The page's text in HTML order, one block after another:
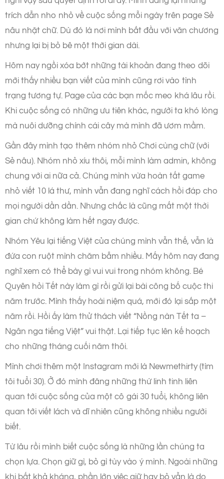
trích dẫn nho nhỏ về cuộc sống mỗi ngày trên page Sẻ
nâu nhặt chữ. Dù đó là nơi mình bắt đầu với văn chương
nhưng lại bị bỏ bê một thời gian dài.
Hôm nay ngồi xóa bớt những tài khoản đang theo dõi
mới thấy nhiều bạn viết của mình cũng rơi vào tình
trạng tương tự. Page của các bạn mốc meo khá lâu rồi.
Khi cuộc sống có những ưu tiên khác, người ta khó lòng
mà nuôi dưỡng chính cái cây mà mình đã ươm mầm.
Gần đây mình tạo thêm nhóm nhỏ Chơi cùng chữ (với
Sẻ nâu). Nhóm nhỏ xíu thôi, mỗi mình làm admin, không
chung với ai nữa cả. Chúng mình vừa hoàn tất game
nhỏ viết 10 lá thư, mình vẫn đang nghĩ cách hồi đáp cho
mọi người dần dần. Nhưng chắc là cũng mất một thời
gian chứ không làm hết ngay được.
Nhóm Yêu lại tiếng Việt của chúng mình vẫn thế, vẫn là
đứa con ruột mình chăm bẵm nhiều. Mấy hôm nay đang
nghĩ xem có thể bày gì vui vui trong nhóm không. Bé
Quyên hỏi Tết này làm gì rồi gửi lại bài công bố cuộc thi
năm trước. Mình thấy hoài niệm quá, mới đó lại sắp một
năm rồi. Hồi ấy làm thử thách viết “Nồng nàn Tết ta –
Ngân nga tiếng Việt” vui thật. Lại tiếp tục lên kế hoạch
cho những tháng cuối năm thôi.
Mình chơi thêm một Instagram mới là Newmethirty (tìm
tôi tuổi 30). Ở đó mình đăng những thứ linh tinh liên
quan tới cuộc sống của một cô gái 30 tuổi, không liên
quan tới viết lách và dĩ nhiên cũng không nhiều người
biết.
Từ lâu rồi mình biết cuộc sống là những lần chúng ta
chọn lựa. Chọn giữ gì, bỏ gì tùy vào ý mình. Ngoài những
khi bất khả kháng, phần lớn việc giữ hay bỏ vẫn là do